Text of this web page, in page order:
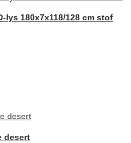
lys 180x7x118/128 cm stof
desert